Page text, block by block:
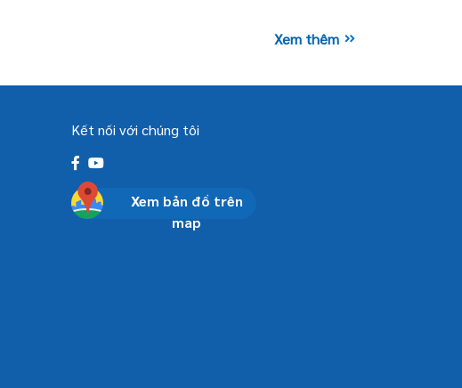
Xem thêm
Kết nối với chúng tôi
Xem bản đồ trên
map